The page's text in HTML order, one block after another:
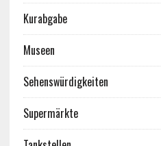
Kurabgabe
Museen
Sehenswürdigkeiten
Supermärkte